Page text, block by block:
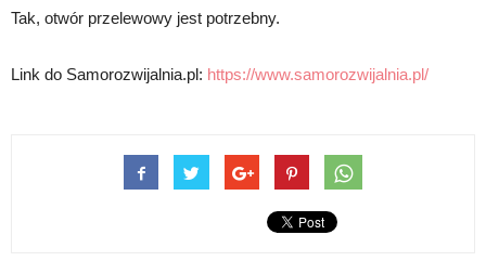
Tak, otwór przelewowy jest potrzebny.
Link do Samorozwijalnia.pl: https://www.samorozwijalnia.pl/